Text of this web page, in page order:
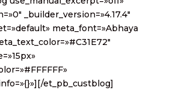
_builder_version=»4.17.4″
meta_font=»Abhaya
et_pb_custblog]